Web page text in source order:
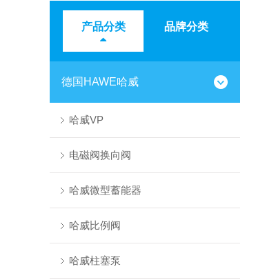
产品分类 品牌分类
德国HAWE哈威
哈威VP
电磁阀换向阀
哈威微型蓄能器
哈威比例阀
哈威柱塞泵